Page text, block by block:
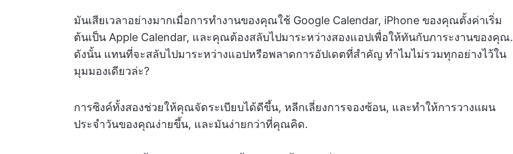
มันเสียเวลาอย่างมากเมื่อการทำงานของคุณใช้ Google Calendar, iPhone ของคุณตั้งค่าเริ่ม
ต้นเป็น Apple Calendar, และคุณต้องสลับไปมาระหว่างสองแอปเพื่อให้ทันกับภาระงานของคุณ.
ดังนั้น แทนที่จะสลับไปมาระหว่างแอปหรือพลาดการอัปเดตที่สำคัญ ทำไมไม่รวมทุกอย่างไว้ใน
มุมมองเดียวล่ะ?
การซิงค์ทั้งสองช่วยให้คุณจัดระเบียบได้ดีขึ้น, หลีกเลี่ยงการจองซ้อน, และทำให้การวางแผน
ประจำวันของคุณง่ายขึ้น, และมันง่ายกว่าที่คุณคิด.